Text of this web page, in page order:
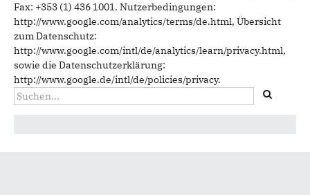
Fax: +353 (1) 436 1001. Nutzerbedingungen:
http://www.google.com/analytics/terms/de.html, Übersicht
zum Datenschutz:
http://www.google.com/intl/de/analytics/learn/privacy.html,
sowie die Datenschutzerklärung:
http://www.google.de/intl/de/policies/privacy.
Suchformular
Suche